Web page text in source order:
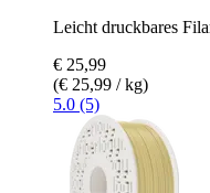
Leicht druckbares
€ 25,99
(€ 25,99 / kg)
5.0 (5)